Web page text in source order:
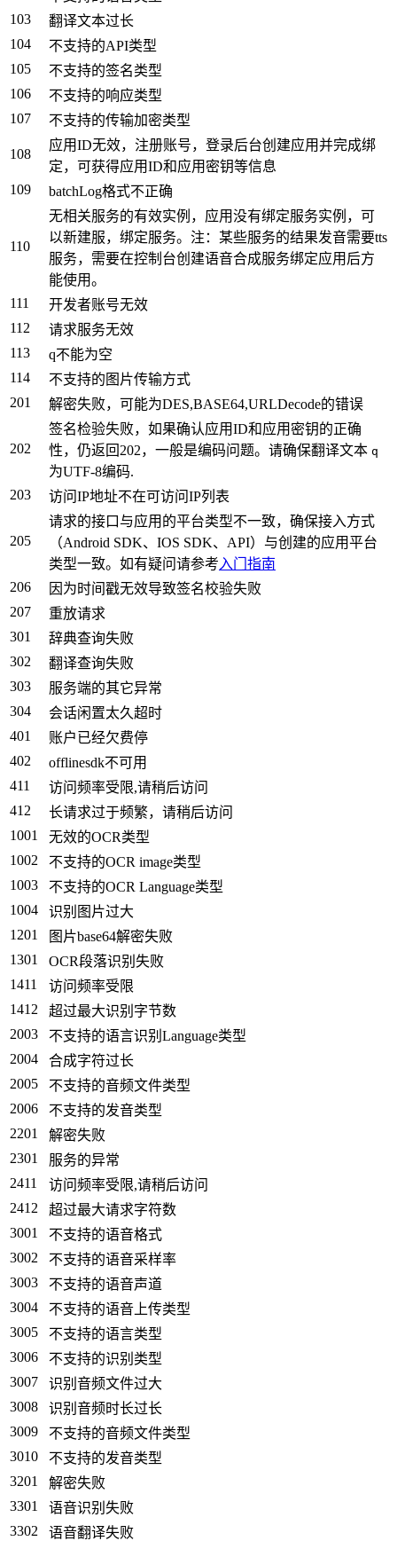
103
翻译文本过长
104
不支持的API类型
105
不支持的签名类型
106
不支持的响应类型
107
不支持的传输加密类型
108
应用ID无效，注册账号，登录后台创建应用并完成绑
定，可获得应用ID和应用密钥等信息
109
batchLog格式不正确
110
无相关服务的有效实例，应用没有绑定服务实例，可
以新建服，绑定服务。注：某些服务的结果发音需要tts
服务，需要在控制台创建语音合成服务绑定应用后方
能使用。
111
开发者账号无效
112
请求服务无效
113
q不能为空
114
不支持的图片传输方式
201
解密失败，可能为DES,BASE64,URLDecode的错误
202
签名检验失败，如果确认应用ID和应用密钥的正确
性，仍返回202，一般是编码问题。请确保翻译文本 q
为UTF-8编码.
203
访问IP地址不在可访问IP列表
205
请求的接口与应用的平台类型不一致，确保接入方式
（Android SDK、IOS SDK、API）与创建的应用平台
类型一致。如有疑问请参考 入门指南
206
因为时间戳无效导致签名校验失败
207
重放请求
301
辞典查询失败
302
翻译查询失败
303
服务端的其它异常
304
会话闲置太久超时
401
账户已经欠费停
402
offlinesdk不可用
411
访问频率受限,请稍后访问
412
长请求过于频繁，请稍后访问
1001
无效的OCR类型
1002
不支持的OCR image类型
1003
不支持的OCR Language类型
1004
识别图片过大
1201
图片base64解密失败
1301
OCR段落识别失败
1411
访问频率受限
1412
超过最大识别字节数
2003
不支持的语言识别Language类型
2004
合成字符过长
2005
不支持的音频文件类型
2006
不支持的发音类型
2201
解密失败
2301
服务的异常
2411
访问频率受限,请稍后访问
2412
超过最大请求字符数
3001
不支持的语音格式
3002
不支持的语音采样率
3003
不支持的语音声道
3004
不支持的语音上传类型
3005
不支持的语言类型
3006
不支持的识别类型
3007
识别音频文件过大
3008
识别音频时长过长
3009
不支持的音频文件类型
3010
不支持的发音类型
3201
解密失败
3301
语音识别失败
3302
语音翻译失败